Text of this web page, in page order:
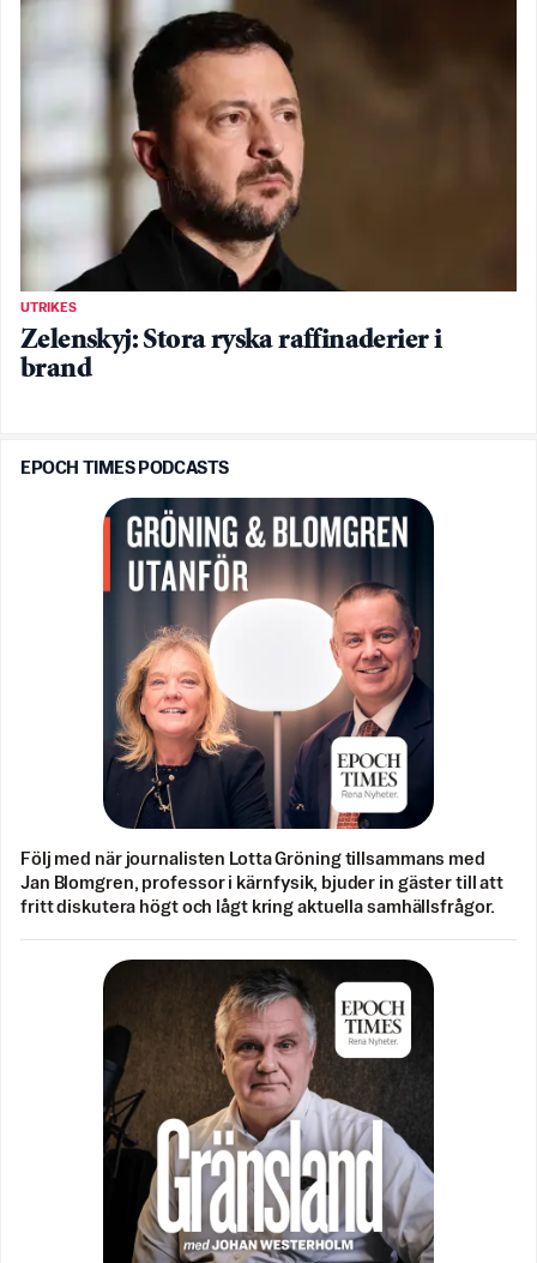
UTRIKES
Zelenskyj: Stora ryska raffinaderier i
brand
EPOCH TIMES PODCASTS
Följ med när journalisten Lotta Gröning tillsammans med
Jan Blomgren, professor i kärnfysik, bjuder in gäster till att
fritt diskutera högt och lågt kring aktuella samhällsfrågor.